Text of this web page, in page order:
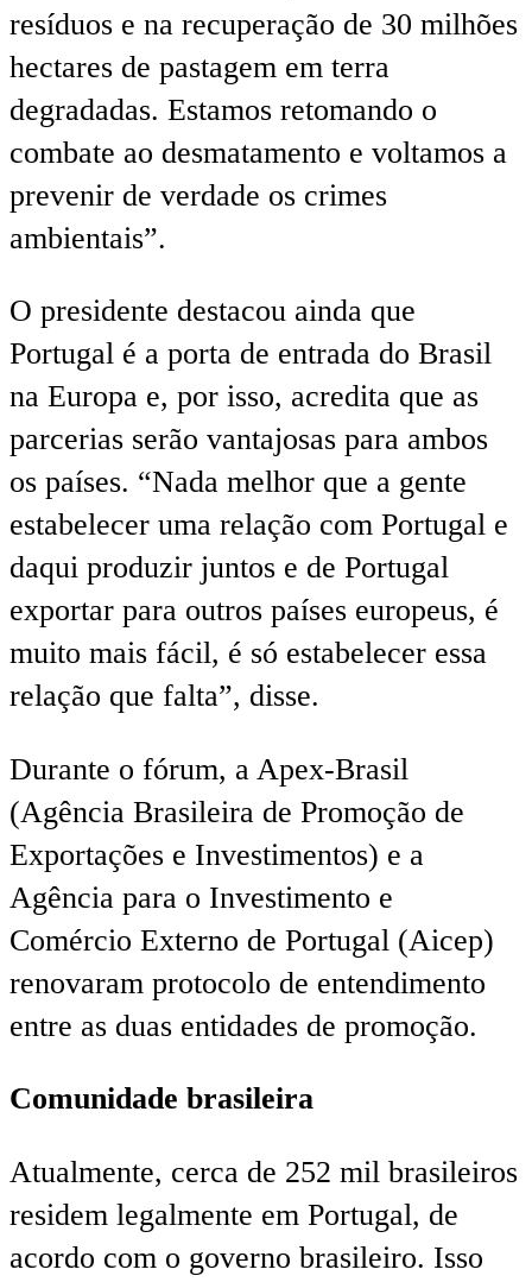
resíduos e na recuperação de 30 milhões
hectares de pastagem em terra
degradadas. Estamos retomando o
combate ao desmatamento e voltamos a
prevenir de verdade os crimes
ambientais”.
O presidente destacou ainda que
Portugal é a porta de entrada do Brasil
na Europa e, por isso, acredita que as
parcerias serão vantajosas para ambos
os países. “Nada melhor que a gente
estabelecer uma relação com Portugal e
daqui produzir juntos e de Portugal
exportar para outros países europeus, é
muito mais fácil, é só estabelecer essa
relação que falta”, disse.
Durante o fórum, a Apex-Brasil
(Agência Brasileira de Promoção de
Exportações e Investimentos) e a
Agência para o Investimento e
Comércio Externo de Portugal (Aicep)
renovaram protocolo de entendimento
entre as duas entidades de promoção.
Comunidade brasileira
Atualmente, cerca de 252 mil brasileiros
residem legalmente em Portugal, de
acordo com o governo brasileiro. Isso